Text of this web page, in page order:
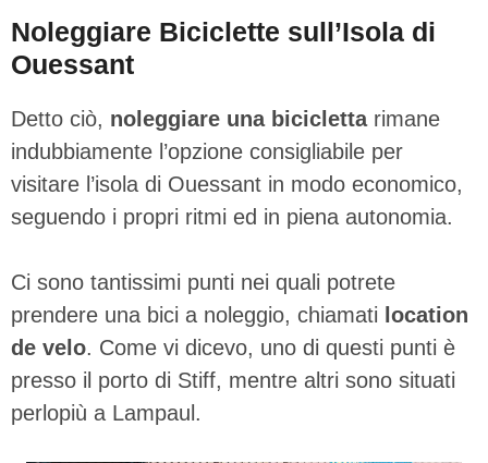
Noleggiare Biciclette sull’Isola di
Ouessant
Detto ciò, noleggiare una bicicletta rimane
indubbiamente l’opzione consigliabile per
visitare l’isola di Ouessant in modo economico,
seguendo i propri ritmi ed in piena autonomia.
Ci sono tantissimi punti nei quali potrete
prendere una bici a noleggio, chiamati location
de velo. Come vi dicevo, uno di questi punti è
presso il porto di Stiff, mentre altri sono situati
perlopiù a Lampaul.